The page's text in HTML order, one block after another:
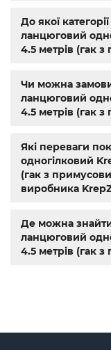
крепёжный
крепеж харьков,
гайки и болты,
крепежные
нержавейка,
болт м8,болт м8
До якої
ланцюговий
4.5 метрів (гак
Чи можна
ланцюговий
4.5 метрів (гак
Які переваги
одногілковий
(гак з
виробника
Де можна
ланцюговий
4.5 метрів (гак